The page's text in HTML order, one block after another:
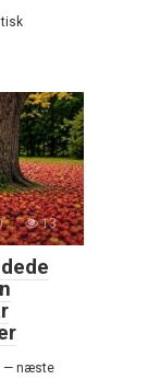
13
— næste